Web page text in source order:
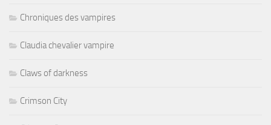
Chroniques des vampires
Claudia chevalier vampire
Claws of darkness
Crimson City